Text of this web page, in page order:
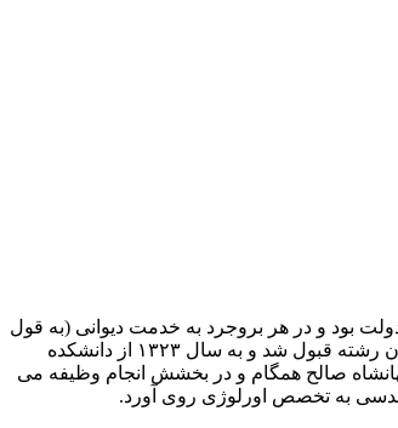
کارمند دولت بود و در هر بروجرد به خدمت دیوانی (به قول
قدیمیها) اشتال داشت. دکتر امیر موحدی در سال ۱۳۱۷(سالی که بنده تحصیلات ابتدایی را در قم شروع کردم) در کنکور پزشکی شرکت کرد و با رتبه بالایی در آن رشته قبول شد و به سال ۱۳۲۳ از دانشکده
صالح همگام و در بخشش انجام وظیفه می
قدسی به تخصص اورلوژی روی آورد.